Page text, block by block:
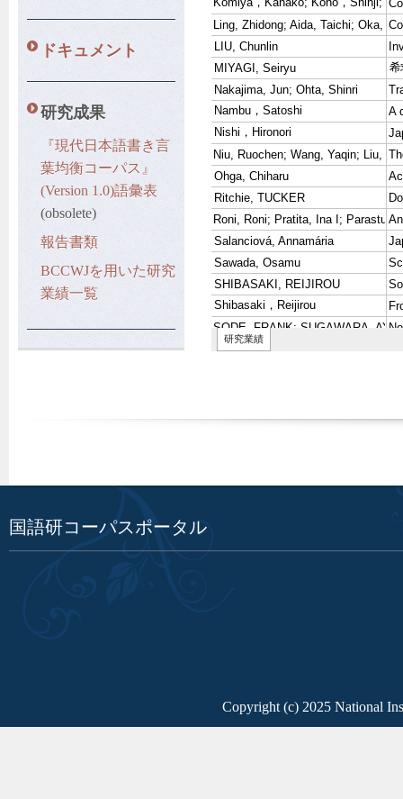
ドキュメント
研究成果
『現代日本語書き言
葉均衡コーパス』
(Version 1.0)語彙表
(obsolete)
報告書類
BCCWJを用いた研究
業績一覧
国語研コーパスポータル
Copyright (c) 2025 National